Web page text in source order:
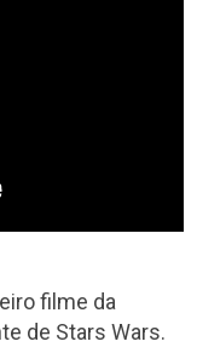
filme da
de Stars Wars.